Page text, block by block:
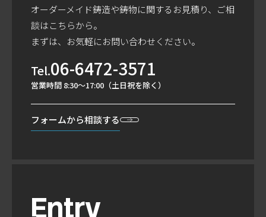
オーダーメイド鋳造や鋳物に関するお見積り、ご相
談はこちらから。
まずは、お気軽にお問い合わせください。
Tel.06-6472-3571
営業時間 8:30～17:00（土日祝を除く）
フォームから相談する
Entry